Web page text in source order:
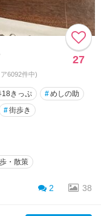
27
6092件中)
18きっぷ #めしの助
#街歩き
・散策
2 38